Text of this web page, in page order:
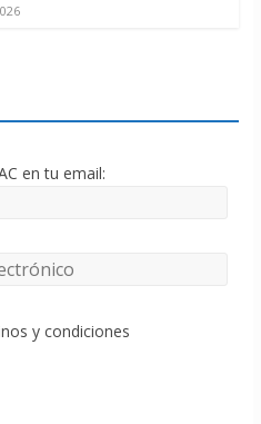
en tu email:
y condiciones